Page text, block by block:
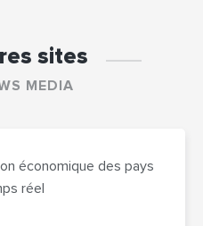
sites
MEDIA
économique des pays
réel